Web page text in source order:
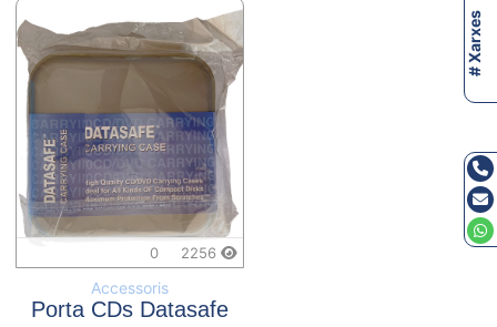
0 2256
Accessoris
Porta CDs Datasafe
# Xarxes